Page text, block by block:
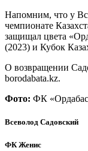
Напомним, что у
чемпионате
защищал цвета
(2023) и Кубок
О возвращении
borodabata.kz.
Фото: ФК
Всеволод Садовский
ФК Женис